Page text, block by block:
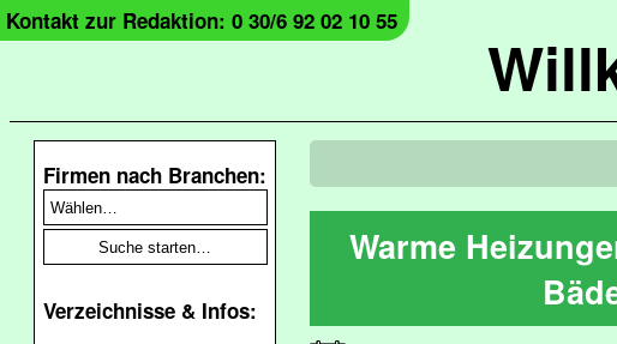
Kontakt zur Redaktion: 0 30/6 92 02 10 55
Firmen nach Branchen:
Verzeichnisse & Infos:
Warme